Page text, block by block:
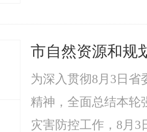
市自然资源和规
为深入贯彻8月3日
精神，全面总结本轮
灾害防控工作，8月3